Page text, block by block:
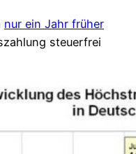
nur ein Jahr früher
steuerfrei